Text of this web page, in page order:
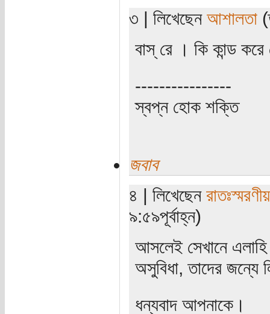
৩ | লিখেছেন আশালতা
বাস্ রে । কি কান্ড করে
----------------
স্বপ্ন হোক শক্তি
জবাব
৪ | লিখেছেন রাতঃস্মরণীয়
৯:৫৯পূর্বাহ্ন)
আসলেই সেখানে এলাহি
অসুবিধা, তাদের
ধন্যবাদ আপনাকে।